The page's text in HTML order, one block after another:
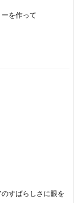
を作って
すばらしさに眼を